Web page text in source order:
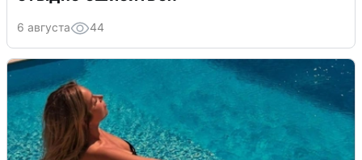
6 августа 44